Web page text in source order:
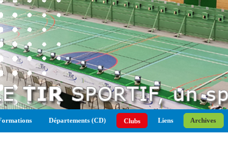
Départements (CD) Clubs Liens Archives